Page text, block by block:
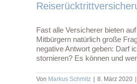
Fast alle Versicherer bieten
Mitbürgern natürlich große
negative Antwort geben: Darf
stornieren? Es können und
Von Markus Schmitz 8. März 2020